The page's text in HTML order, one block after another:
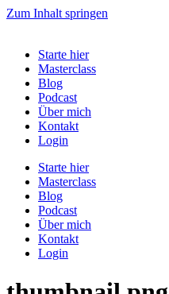
Zum Inhalt springen
Starte hier
Masterclass
Blog
Podcast
Über mich
Kontakt
Login
Starte hier
Masterclass
Blog
Podcast
Über mich
Kontakt
Login